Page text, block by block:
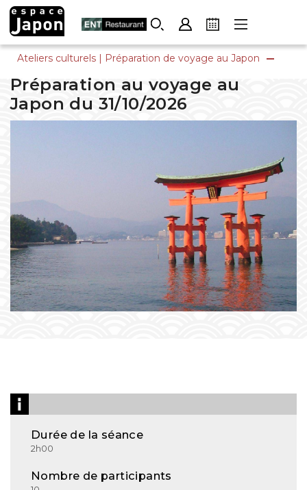
Skip
content
Ateliers culturels | Préparation de voyage au Japon
Préparation au voyage au
Japon du 31/10/2026
Durée de la séance
2h00
Nombre de participants